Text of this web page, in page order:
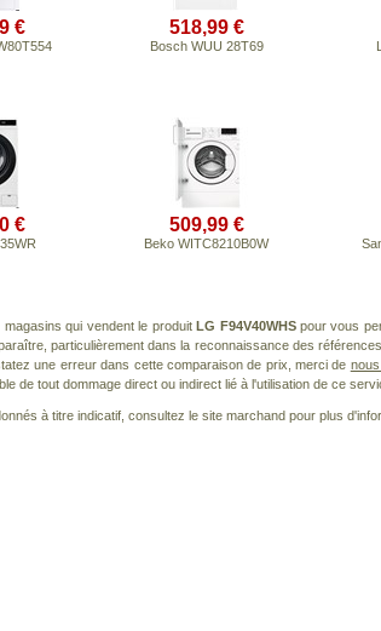
€ 518,99 €
Bosch WUU 28T69
€ 509,99 €
Beko WITC8210B0W
magasins qui vendent le produitLG F94V40WHSpour vous
particulièrement dans la reconnaissance des
une erreur dans cette comparaison de prix, merci de
de tout dommage direct ou indirect lié à l'utilisation de ce
à titre indicatif, consultez le site marchand pour plus